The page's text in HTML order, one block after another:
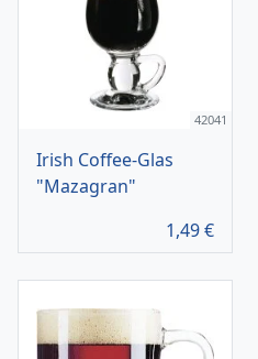
42041
Irish Coffee-Glas
"Mazagran"
1,49€